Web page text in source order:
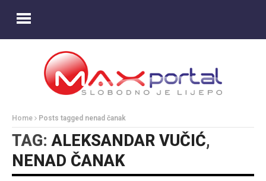
Home Posts tagged nenad čanak
TAG:ALEKSANDAR VUČIĆ,
NENAD ČANAK